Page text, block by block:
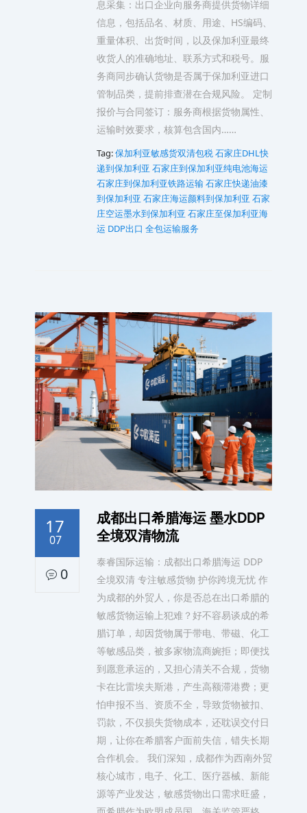
息采集：出口企业向服务商提供货物详细
信息，包括品名、材质、用途、HS编码、
重量体积、出货时间，以及保加利亚最终
收货人的准确地址、联系方式和税号。服
务商同步确认货物是否属于保加利亚进口
管制品类，提前排查潜在合规风险。 定制
报价与合同签订：服务商根据货物属性、
运输时效要求，核算包含国内……
Tag:保加利亚敏感货双清包税石家庄DHL快
递到保加利亚 石家庄到保加利亚纯电池海运
石家庄到保加利亚铁路运输石家庄快递油漆
到保加利亚 石家庄海运颜料到保加利亚 石家
庄空运墨水到保加利亚 石家庄至保加利亚海
运 DDP出口 全包运输服务
17
07
0
成都出口希腊海运 墨水DDP
全境双清物流
泰睿国际运输：成都出口希腊海运 DDP
全境双清 专注敏感货物 护你跨境无忧 作
为成都的外贸人，你是否总在出口希腊的
敏感货物运输上犯难？好不容易谈成的希
腊订单，却因货物属于带电、带磁、化工
等敏感品类，被多家物流商婉拒；即便找
到愿意承运的，又担心清关不合规，货物
卡在比雷埃夫斯港，产生高额滞港费；更
怕申报不当、资质不全，导致货物被扣、
罚款，不仅损失货物成本，还耽误交付日
期，让你在希腊客户面前失信，错失长期
合作机会。 我们深知，成都作为西南外贸
核心城市，电子、化工、医疗器械、新能
源等产业发达，敏感货物出口需求旺盛，